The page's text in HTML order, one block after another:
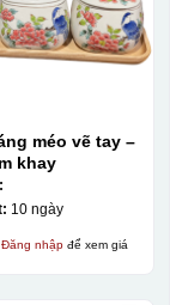
chất liệu và
nhiên đòi hỏi
méo vẽ tay –
khay
10 ngày
Đăng nhậpđể xem giá